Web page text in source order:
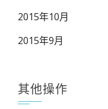
2015年10月
2015年9月
其他操作